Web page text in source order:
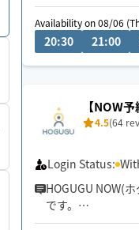
🫲重め圧ピンポ
🔸リピートありが
☘️初見の方は早め
⭐️励みになる口
Availability on 08/06
20:30 21:00
【NOW
4.5(64
Login Status:
HOGUGU NOW(
です。
20代〜50代の日